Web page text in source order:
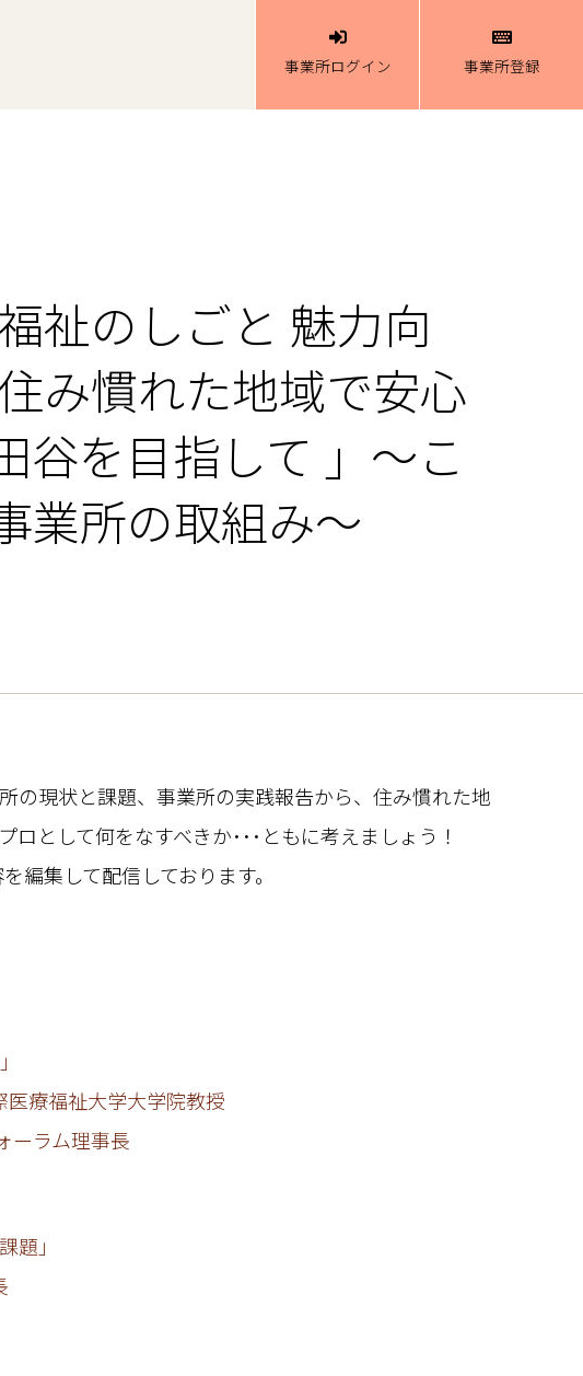
事業所ログイン 事業所登録
祉のしごと 魅力向
み慣れた地域で安心
谷を目指して 」～こ
業所の取組み～
の現状と課題、事業所の実践報告から、住み慣れた地
として何をなすべきか･･･ともに考えましょう！
集して配信しております。
福祉大学大学院教授
ム理事長
題」